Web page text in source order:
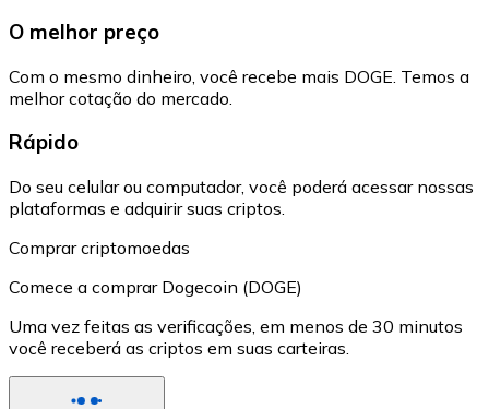
O melhor preço
Com o mesmo dinheiro, você recebe mais DOGE. Temos a
melhor cotação do mercado.
Rápido
Do seu celular ou computador, você poderá acessar nossas
plataformas e adquirir suas criptos.
Comprar criptomoedas
Comece a comprar Dogecoin (DOGE)
Uma vez feitas as verificações, em menos de 30 minutos
você receberá as criptos em suas carteiras.